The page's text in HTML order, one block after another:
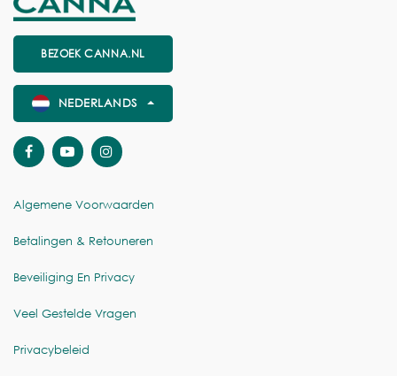
BEZOEK CANNA.NL
NEDERLANDS
Algemene Voorwaarden
Betalingen & Retouneren
Beveiliging En Privacy
Veel Gestelde Vragen
Privacybeleid